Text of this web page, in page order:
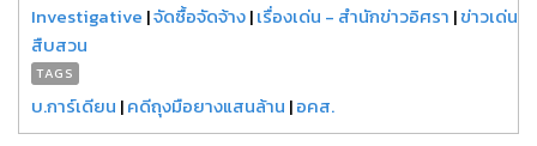
Investigative |จัดซื้อจัดจ้าง|เรื่องเด่น - สำนักข่าวอิศรา |ข่าวเด่น
สืบสวน
TAGS
บ.การ์เดียน |คดีถุงมือยางแสนล้าน |อคส.